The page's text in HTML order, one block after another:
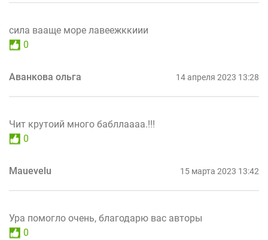
сила вааще море лавеежккиии
0
Аванкова ольга 14 апреля 2023 13:28
Чит крутоий много бабллаааа.!!!
0
Mauevelu 15 марта 2023 13:42
Ура помогло очень, благодарю вас авторы
0